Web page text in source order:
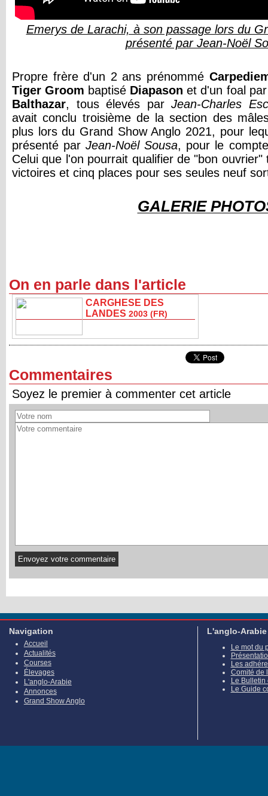
Emerys de Larachi, à son passage lors du
présenté par Jean-Noël
Propre frère d'un 2 ans prénommé
Tiger Groom baptisé Diapason et d'un foal par
Balthazar, tous élevés par Jean-Charles
avait conclu troisième de la section des
plus lors du Grand Show Anglo 2021, pour
présenté parJean-Noël Sousa, pour le
Celui que l'on pourrait qualifier de "bon
victoires et cinq places pour ses seules neuf
GALERIE
On en parle dans l'article
CARGHESE DES
LANDES 2003 (FR)
Commentaires
Soyez le premier à commenter cet article
Navigation
Accueil
Actualités
Courses
Élevages
L'anglo-Arabie
Annonces
Grand Show Anglo
L'anglo-Arabie
Le mot du
Les
Comité de
Le Bulletin
Le Guide